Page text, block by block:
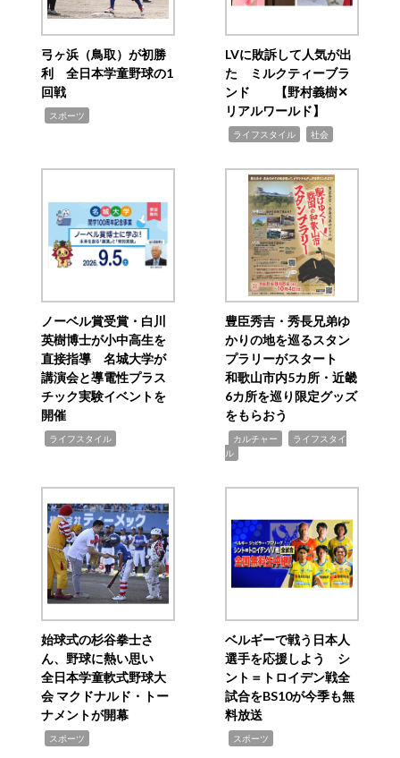
弓ヶ浜（鳥取）が初勝
利 全日本学童野球の1
回戦
スポーツ
LVに敗訴して人気が出
た ミルクティーブラ
ンド 【野村義樹✕
リアルワールド】
ライフスタイル 社会
ノーベル賞受賞・白川
英樹博士が小中高生を
直接指導 名城大学が
講演会と導電性プラス
チック実験イベントを
開催
ライフスタイル
豊臣秀吉・秀長兄弟ゆ
かりの地を巡るスタン
プラリーがスタート
和歌山市内5カ所・近畿
6カ所を巡り限定グッズ
をもらおう
カルチャー
ライフスタイ
ル
始球式の杉谷拳士さ
ん、野球に熱い思い
全日本学童軟式野球大
会 マクドナルド・トー
ナメントが開幕
スポーツ
ベルギーで戦う日本人
選手を応援しよう シ
ント＝トロイデン戦全
試合をBS10が今季も無
料放送
スポーツ